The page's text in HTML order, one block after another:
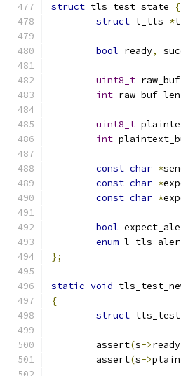
struct tls_test_state
{
struct l_tls *
bool ready,
uint8_t raw_buf
int raw_buf_len
uint8_t
int
const char *
const char *
const char *
bool
enum
};
static void
{
struct
	assert
(s->ready
	assert
(s->